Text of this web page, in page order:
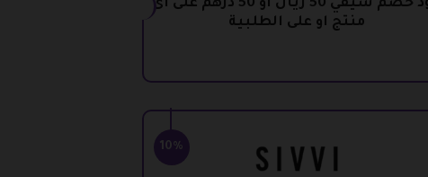
كود خصم سيفي 50 ريال او 50 درهم على اى
منتج او على الطلبية
10%